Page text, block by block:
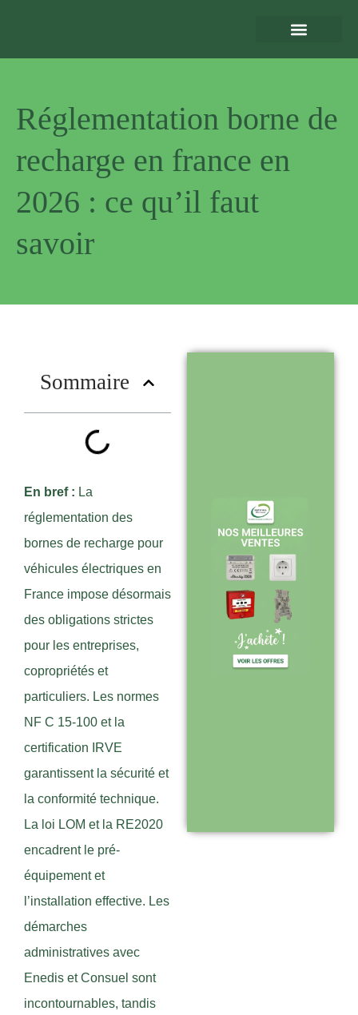
Réglementation borne de
recharge en france en
2026 : ce qu’il faut
savoir
Sommaire
En bref : La
réglementation des
bornes de recharge pour
véhicules électriques en
France impose désormais
des obligations strictes
pour les entreprises,
copropriétés et
particuliers. Les normes
NF C 15-100 et la
certification IRVE
garantissent la sécurité et
la conformité technique.
La loi LOM et la RE2020
encadrent le pré-
équipement et
l’installation effective. Les
démarches
administratives avec
Enedis et Consuel sont
incontournables, tandis
Expédition sous
24-48h :
livraison rapide
après validation
de commande